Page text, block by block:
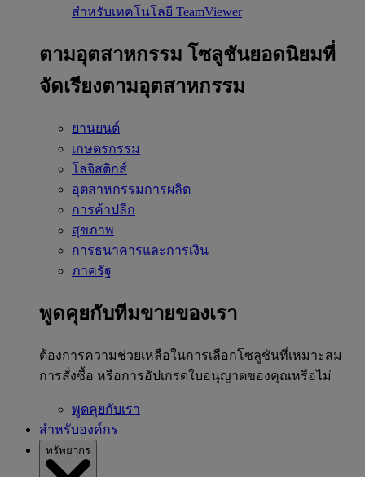
สำหรับเทคโนโลยี TeamViewer
ตามอุตสาหกรรม โซลูชันยอดนิยมที่
จัดเรียงตามอุตสาหกรรม
ยานยนต์
เกษตรกรรม
โลจิสติกส์
อุตสาหกรรมการผลิต
การค้าปลีก
สุขภาพ
การธนาคารและการเงิน
ภาครัฐ
พูดคุยกับทีมขายของเรา
ต้องการความช่วยเหลือในการเลือกโซลูชันที่เหมาะสม
การสั่งซื้อ หรือการอัปเกรดใบอนุญาตของคุณหรือไม่
พูดคุยกับเรา
สำหรับองค์กร
ทรัพยากร